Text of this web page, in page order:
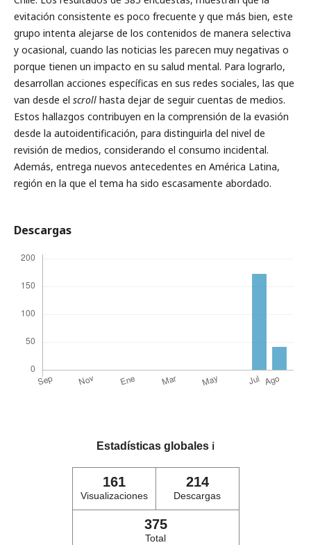
evitación consistente es poco frecuente y que más bien, este
grupo intenta alejarse de los contenidos de manera selectiva
y ocasional, cuando las noticias les parecen muy negativas o
porque tienen un impacto en su salud mental. Para lograrlo,
desarrollan acciones específicas en sus redes sociales, las que
van desde el scroll hasta dejar de seguir cuentas de medios.
Estos hallazgos contribuyen en la comprensión de la evasión
desde la autoidentificación, para distinguirla del nivel de
revisión de medios, considerando el consumo incidental.
Además, entrega nuevos antecedentes en América Latina,
región en la que el tema ha sido escasamente abordado.
Descargas
Estadísticas globales ℹ️
161
Visualizaciones
214
Descargas
375
Total